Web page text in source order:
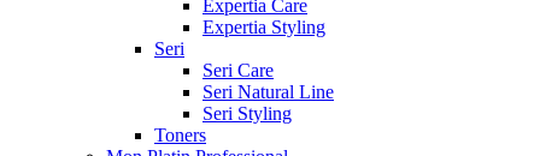
Expertia Care
Expertia Styling
Seri
Seri Care
Seri Natural Line
Seri Styling
Toners